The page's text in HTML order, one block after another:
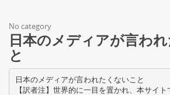
No category
日本のメディアが言わ
と
日本のメディアが言われたくないこと
【訳者注】世界的に一目を置かれ、本サイ